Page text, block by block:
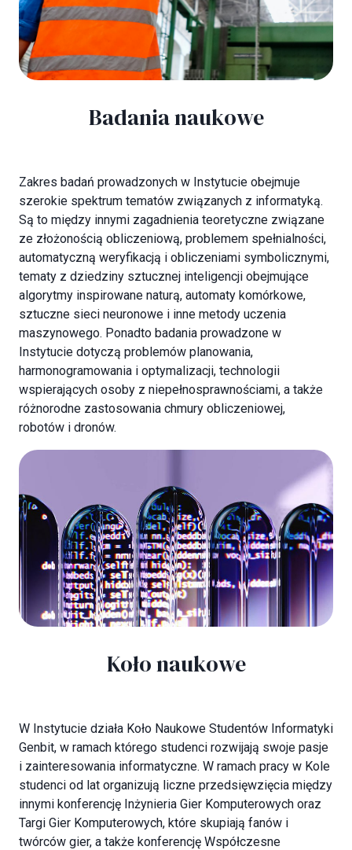
Badania naukowe
Zakres badań prowadzonych w Instytucie obejmuje
szerokie spektrum tematów związanych z informatyką.
Są to między innymi zagadnienia teoretyczne związane
ze złożonością obliczeniową, problemem spełnialności,
automatyczną weryfikacją i obliczeniami symbolicznymi,
tematy z dziedziny sztucznej inteligencji obejmujące
algorytmy inspirowane naturą, automaty komórkowe,
sztuczne sieci neuronowe i inne metody uczenia
maszynowego. Ponadto badania prowadzone w
Instytucie dotyczą problemów planowania,
harmonogramowania i optymalizacji, technologii
wspierających osoby z niepełnosprawnościami, a także
różnorodne zastosowania chmury obliczeniowej,
robotów i dronów.
Koło naukowe
W Instytucie działa Koło Naukowe Studentów Informatyki
Genbit, w ramach którego studenci rozwijają swoje pasje
i zainteresowania informatyczne. W ramach pracy w Kole
studenci od lat organizują liczne przedsięwzięcia między
innymi konferencję Inżynieria Gier Komputerowych oraz
Targi Gier Komputerowych, które skupiają fanów i
twórców gier, a także konferencję Współczesne